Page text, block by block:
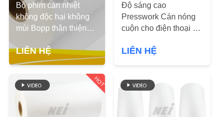
VỀ
CHÚNG
TÔI
QUAN
NHÀ
Bộ phim cán nhiệt
không độc hại không
mùi Bopp thân thiện
LIÊN HỆ
Độ sáng cao
Presswork Cán nóng
cuộn cho điện thoại di
phim
LIÊN HỆ
HOT